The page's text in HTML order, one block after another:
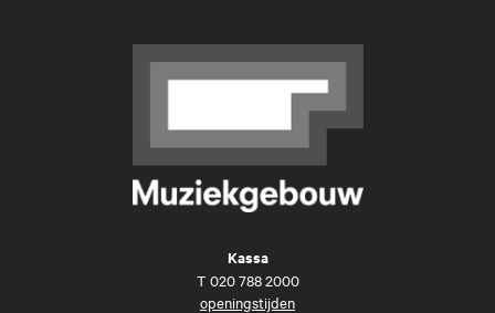
Kassa
T 020 788 2000
openingstijden